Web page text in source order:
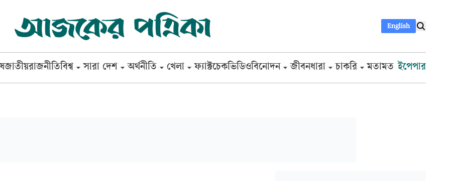
English
জাতীয়রাজনীতিবিশ্ব সারা দেশ অর্থনীতি খেলা ফ্যাক্টচেকভিডিওবিনোদন জীবনধারা চাকরি মতামত ইপেপার